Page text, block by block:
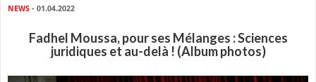
NEWS - 01.04.2022
Fadhel Moussa, pour ses Mélanges : Sciences
juridiques et au-delà ! (Album photos)